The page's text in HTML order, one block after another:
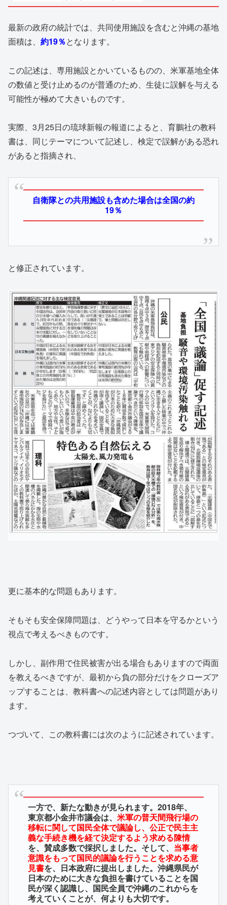
最新の政府の統計では、共同使用施設を含むと沖縄の基地
面積は、 約19％となります。
この記述は、専用施設とかいているものの、米軍基地全体
の数値と受け止めるのが普通のため、生徒に誤解を与える
可能性が極めて大きいものです。
実際、3月25日の琉球新報の報道によると、育鵬社の教科
書は、同じテーマについて記述し、検定で誤解がある恐れ
があると指摘され、
自衛隊との共用施設も含めた場合は全国の約
19％
と修正されています。
更に基本的な問題もあります。
そもそも安全保障問題は、どうやって日本を守るかという
視点で考えるべきものです。
しかし、副作用で住民被害が出る場合もありますので両面
を教えるべきですが、最初から負の部分だけをクローズア
ップすることは、教科書への記述内容としては問題があり
ます。
つづいて、この教科書には次のように記述されています。
一方で、新たな動きが見られます。2018年、
東京都小金井市議会は、米軍の普天間飛行場の
移転に関して国民全体で議論し、公正で民主主
義な手続き機を経て決定するよう求める陳情
を、賛成多数で採択しました。そして、 当事者
意識をもって国民的議論を行うことを求める意
見書を、日本政府に提出しました。沖縄県民が
日本のために大きな負担を書けていることを国
民が深く認識し、国民全員で沖縄のこれからを
考えていくことが、何よりも大切です。